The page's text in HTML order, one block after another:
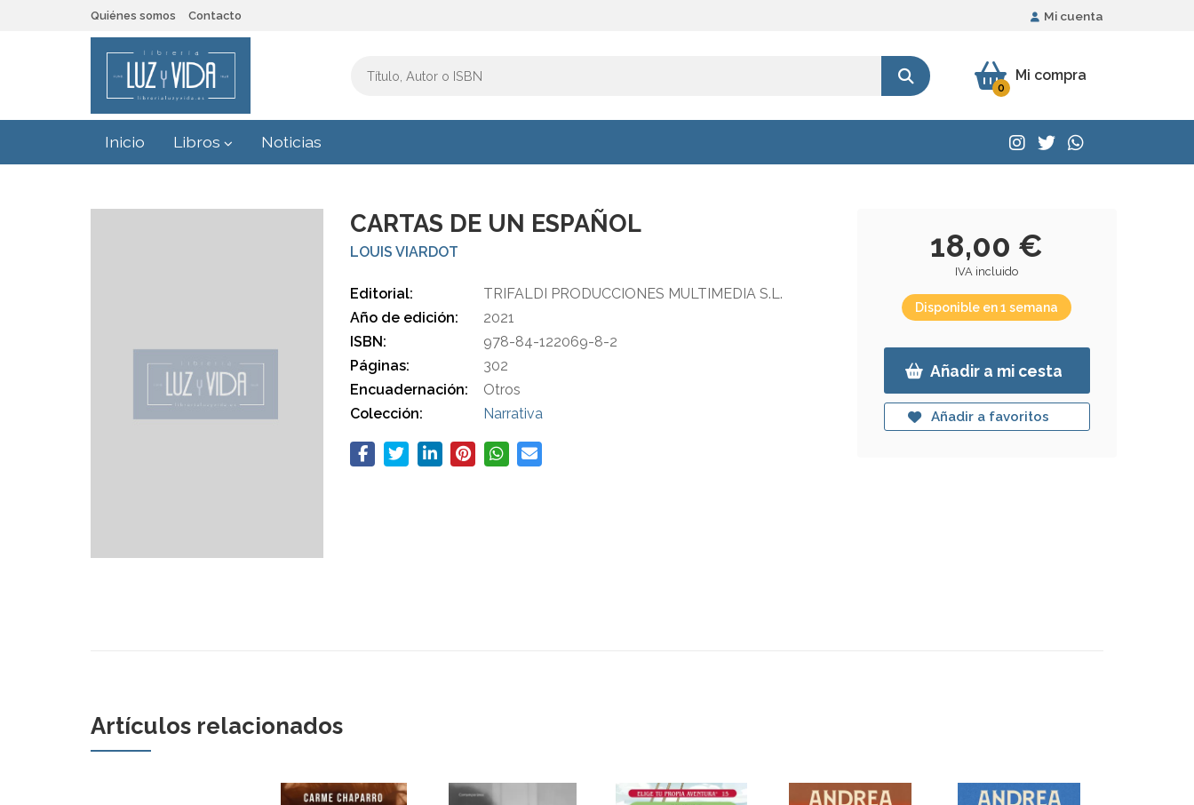
Quiénes somos Contacto Mi cuenta
Mi compra
0
Inicio Libros Noticias
CARTAS DE UN ESPAÑOL
LOUIS VIARDOT
Editorial:
TRIFALDI PRODUCCIONES MULTIMEDIA S.L.
Año de edición:
2021
ISBN:
978-84-122069-8-2
Páginas:
302
Encuadernación:
Otros
Colección:
Narrativa
18,00 €
IVA incluido
Disponible en 1 semana
Añadir a mi cesta
Añadir a favoritos
Artículos relacionados